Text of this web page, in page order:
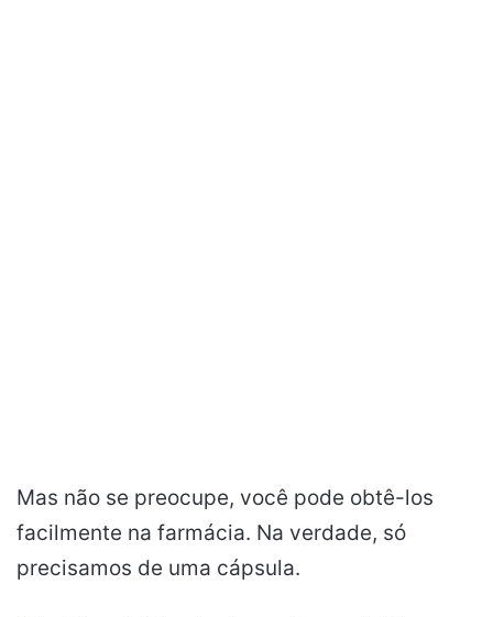
Mas não se preocupe, você pode obtê-los
facilmente na farmácia. Na verdade, só
precisamos de uma cápsula.